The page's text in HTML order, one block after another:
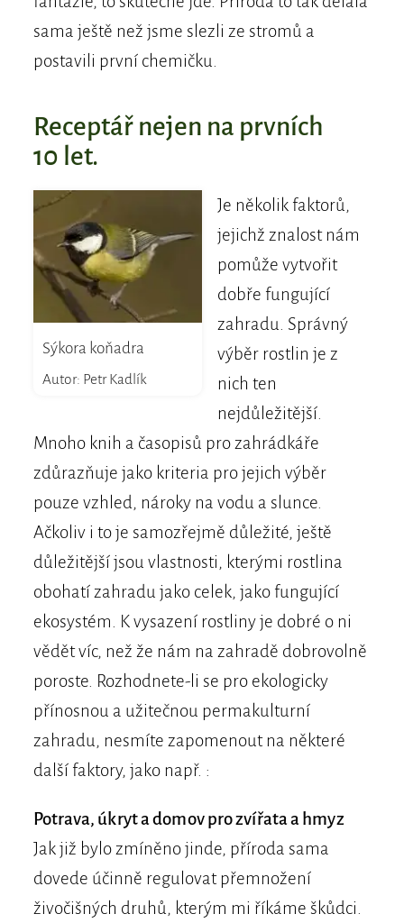
sama ještě než jsme slezli ze stromů a
postavili první chemičku.
Receptář nejen na prvních
10 let.
Sýkora koňadra
Autor: Petr Kadlík
Je několik faktorů,
jejichž znalost nám
pomůže vytvořit
dobře fungující
zahradu. Správný
výběr rostlin je z
nich ten
nejdůležitější.
Mnoho knih a časopisů pro zahrádkáře
zdůrazňuje jako kriteria pro jejich výběr
pouze vzhled, nároky na vodu a slunce.
Ačkoliv i to je samozřejmě důležité, ještě
důležitější jsou vlastnosti, kterými rostlina
obohatí zahradu jako celek, jako fungující
ekosystém. K vysazení rostliny je dobré o ni
vědět víc, než že nám na zahradě dobrovolně
poroste. Rozhodnete-li se pro ekologicky
přínosnou a užitečnou permakulturní
zahradu, nesmíte zapomenout na některé
další faktory, jako např. :
Potrava, úkryt a domov pro zvířata a hmyz
Jak již bylo zmíněno jinde, příroda sama
dovede účinně regulovat přemnožení
živočišných druhů, kterým mi říkáme škůdci.